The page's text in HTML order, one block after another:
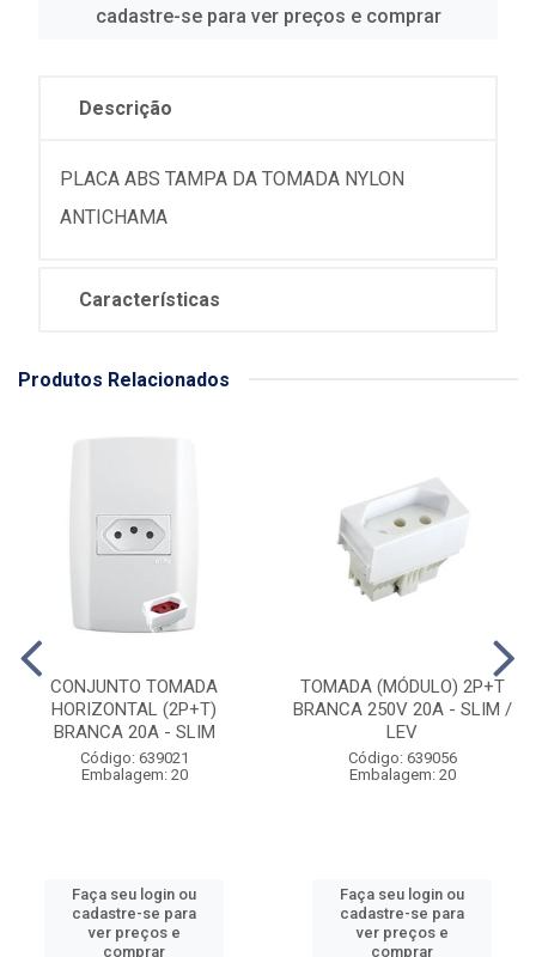
cadastre-se para ver preços e comprar
Descrição
PLACA ABS TAMPA DA TOMADA NYLON
ANTICHAMA
Características
Produtos Relacionados
CONJUNTO TOMADA
HORIZONTAL (2P+T)
BRANCA 20A - SLIM
Código: 639021
Embalagem: 20
Faça seu login ou
cadastre-se para
ver preços e
comprar
TOMADA (MÓDULO) 2P+T
BRANCA 250V 20A - SLIM /
LEV
Código: 639056
Embalagem: 20
Faça seu login ou
cadastre-se para
ver preços e
comprar